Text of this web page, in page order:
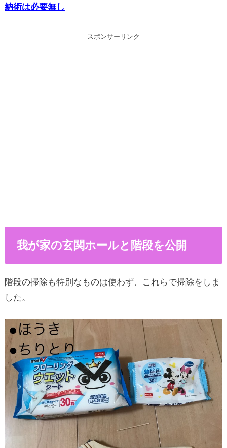
納術は必要無し
スポンサーリンク
我が家の玄関ホールと階段を公開
階段の掃除も特別なものは使わず、これらで掃除をしま
した。